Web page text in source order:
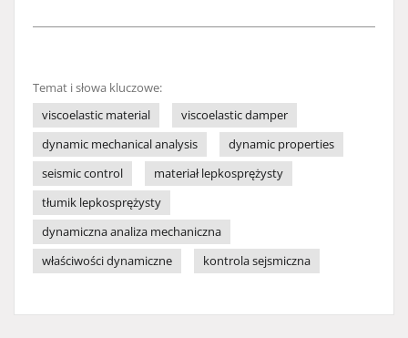
Temat i słowa kluczowe:
viscoelastic material
viscoelastic damper
dynamic mechanical analysis
dynamic properties
seismic control
materiał lepkosprężysty
tłumik lepkosprężysty
dynamiczna analiza mechaniczna
właściwości dynamiczne
kontrola sejsmiczna